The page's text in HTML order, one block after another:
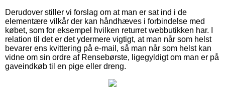
Derudover stiller vi forslag om at man er sat ind i de
elementære vilkår der kan håndhæves i forbindelse med
købet, som for eksempel hvilken returret webbutikken har. I
relation til det er det ydermere vigtigt, at man når som helst
bevarer ens kvittering på e-mail, så man når som helst kan
vidne om sin ordre af Rensebørste, ligegyldigt om man er på
gaveindkøb til en pige eller dreng.